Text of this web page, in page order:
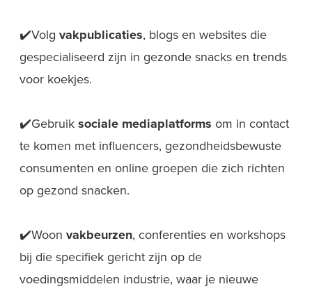
✔️Volg vakpublicaties, blogs en websites die
gespecialiseerd zijn in gezonde snacks en trends
voor koekjes.
✔️Gebruik sociale mediaplatforms om in contact
te komen met influencers, gezondheidsbewuste
consumenten en online groepen die zich richten
op gezond snacken.
✔️Woon vakbeurzen, conferenties en workshops
bij die specifiek gericht zijn op de
voedingsmiddelen industrie, waar je nieuwe